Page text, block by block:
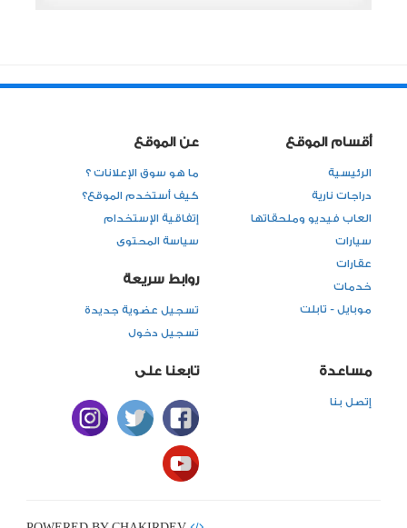
أقسام الموقع
الرئيسية
دراجات نارية
العاب فيديو وملحقاتها
سيارات
عقارات
خدمات
موبايل - تابلت
عن الموقع
ما هو سوق الإعلانات ؟
كيف أستخدم الموقع؟
إتفاقية الإستخدام
سياسة المحتوى
روابط سريعة
تسجيل عضوية جديدة
تسجيل دخول
مساعدة
إتصل بنا
تابعنا على